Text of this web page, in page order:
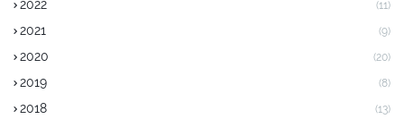
2022 (11)
2021 (9)
2020 (20)
2019 (8)
2018 (13)